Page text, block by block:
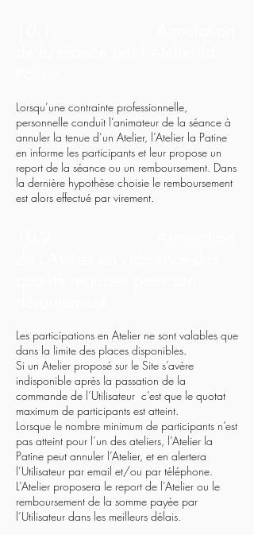
Lorsqu’une contrainte professionnelle,
personnelle conduit l’animateur de la séance à
annuler la tenue d’un Atelier, l’Atelier la Patine
en informe les participants et leur propose un
report de la séance ou un remboursement. Dans
la dernière hypothèse choisie le remboursement
est alors effectué par virement.
Les participations en Atelier ne sont valables que
dans la limite des places disponibles.
Si un Atelier proposé sur le Site s’avère
indisponible après la passation de la
commande de l’Utilisateur c’est que le quotat
maximum de participants est atteint.
Lorsque le nombre minimum de participants n’est
pas atteint pour l’un des ateliers, l’Atelier la
Patine peut annuler l’Atelier, et en alertera
l’Utilisateur par email et/ou par téléphone.
L’Atelier proposera le report de l’Atelier ou le
remboursement de la somme payée par
l’Utilisateur dans les meilleurs délais.